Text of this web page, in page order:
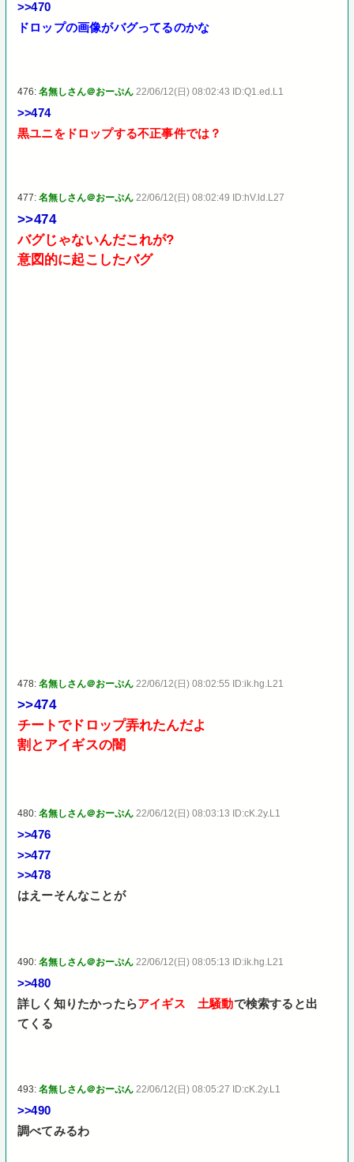
>>470
ドロップの画像がバグってるのかな
476:名無しさん＠おーぷん 22/06/12(日) 08:02:43 ID:Q1.ed.L1
>>474
黒ユニをドロップする不正事件では？
477:名無しさん＠おーぷん 22/06/12(日) 08:02:49 ID:hV.ld.L27
>>474
バグじゃないんだこれが?
意図的に起こしたバグ
478:名無しさん＠おーぷん 22/06/12(日) 08:02:55 ID:ik.hg.L21
>>474
チートでドロップ弄れたんだよ
割とアイギスの闇
480:名無しさん＠おーぷん 22/06/12(日) 08:03:13 ID:cK.2y.L1
>>476
>>477
>>478
はえーそんなことが
490:名無しさん＠おーぷん 22/06/12(日) 08:05:13 ID:ik.hg.L21
>>480
詳しく知りたかったらアイギス 土騒動で検索すると出
てくる
493:名無しさん＠おーぷん 22/06/12(日) 08:05:27 ID:cK.2y.L1
>>490
調べてみるわ